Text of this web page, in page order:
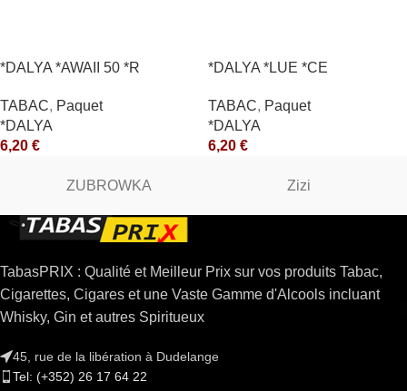
*DALYA *AWAII 50 *R
TABAC, Paquet
*DALYA
6,20 €
*DALYA *LUE *CE
TABAC, Paquet
*DALYA
6,20 €
ZUBROWKA Zizi
TabasPRIX : Qualité et Meilleur Prix sur vos produits Tabac,
Cigarettes, Cigares et une Vaste Gamme d'Alcools incluant
Whisky, Gin et autres Spiritueux
45, rue de la libération à Dudelange
Tel: (+352) 26 17 64 22